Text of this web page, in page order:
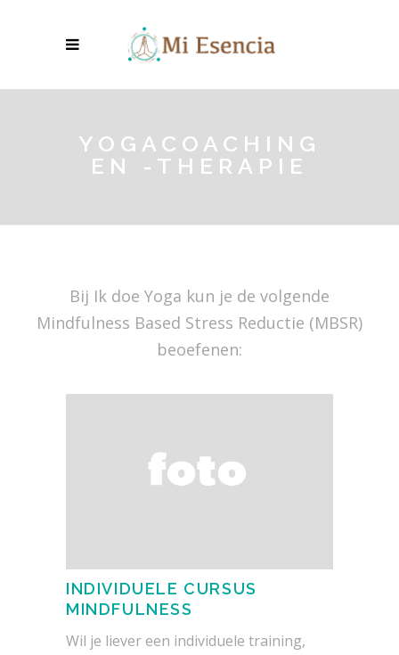
YOGACOACHING
EN -THERAPIE
Bij Ik doe Yoga kun je de volgende
Mindfulness Based Stress Reductie (MBSR)
beoefenen:
INDIVIDUELE CURSUS
MINDFULNESS
Wil je liever een individuele training,